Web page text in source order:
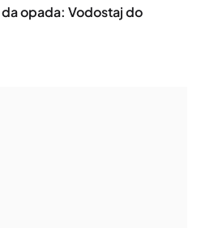
opada: Vodostaj do